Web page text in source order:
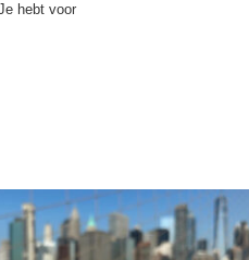
hebt voor